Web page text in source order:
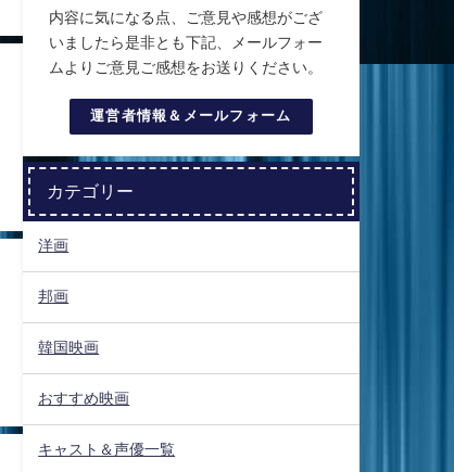
内容に気になる点、ご意見や感想がござ
いましたら是非とも下記、メールフォー
ムよりご意見ご感想をお送りください。
運営者情報＆メールフォーム
カテゴリー
洋画
邦画
韓国映画
おすすめ映画
キャスト＆声優一覧